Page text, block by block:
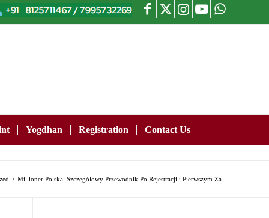
Yogdhan Registration Contact Us
/ Millioner Polska: Szczegółowy Przewodnik Po Rejestracji i Pierwszym Za...